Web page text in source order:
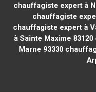
chauffagiste expert à
chauffagiste
chauffagiste expert à
à Sainte Maxime 83120
Marne 93330